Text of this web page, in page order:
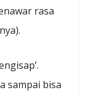
rasa
sampai bisa